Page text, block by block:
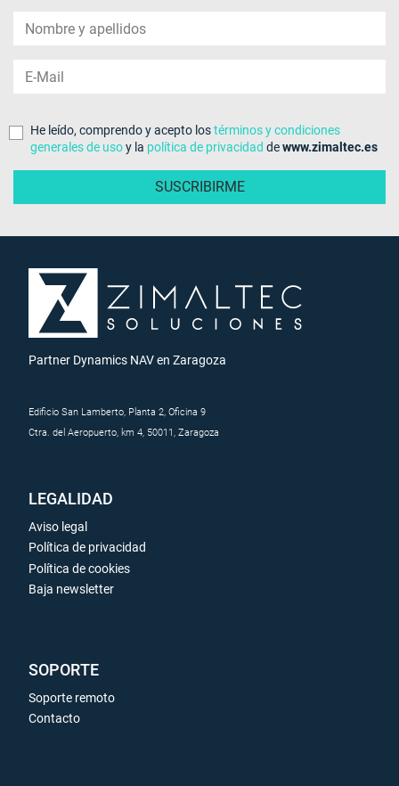
He leído, comprendo y acepto lostérminos y condiciones
generales de usoy la política de privacidad dewww.zimaltec.es
Partner Dynamics NAV en Zaragoza
Edificio San Lamberto, Planta 2, Oficina 9
Ctra. del Aeropuerto, km 4, 50011, Zaragoza
LEGALIDAD
Aviso legal
Política de privacidad
Política de cookies
Baja newsletter
SOPORTE
Soporte remoto
Contacto